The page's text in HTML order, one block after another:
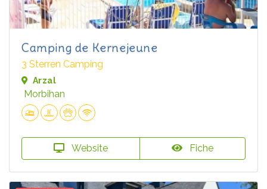
Camping de Kernejeune
3 Sterren Camping
Arzal
Morbihan
Website Fiche